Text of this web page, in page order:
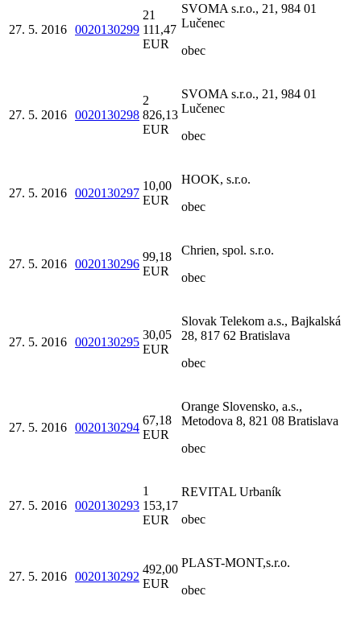
27. 5. 2016 0020130299
21
111,47
EUR
SVOMA s.r.o., 21, 984 01
Lučenec
obec
27. 5. 2016 0020130298
2
826,13
EUR
SVOMA s.r.o., 21, 984 01
Lučenec
obec
27. 5. 2016 0020130297
10,00
EUR
HOOK, s.r.o.
obec
27. 5. 2016 0020130296
99,18
EUR
Chrien, spol. s.r.o.
obec
27. 5. 2016 0020130295
30,05
EUR
Slovak Telekom a.s., Bajkalská
28, 817 62 Bratislava
obec
27. 5. 2016 0020130294
67,18
EUR
Orange Slovensko, a.s.,
Metodova 8, 821 08 Bratislava
obec
27. 5. 2016 0020130293
1
153,17
EUR
REVITAL Urbaník
obec
27. 5. 2016 0020130292
492,00
EUR
PLAST-MONT,s.r.o.
obec